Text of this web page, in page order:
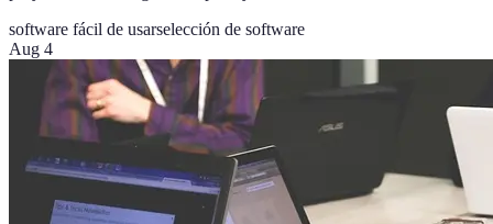
software fácil de usarselección de software
Aug 4